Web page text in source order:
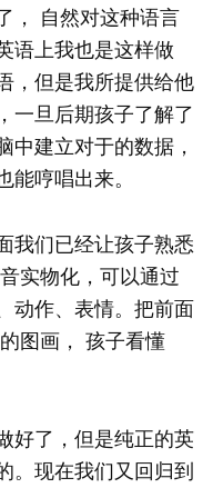
， 自然对这种语言
语上我也是这样做
，但是我所提供给他
一旦后期孩子了解了
中建立对于的数据，
哼唱出来。
们已经让孩子熟悉
实物化，可以通过
动作、表情。把前面
图画， 孩子看懂
了，但是纯正的英
。现在我们又回归到